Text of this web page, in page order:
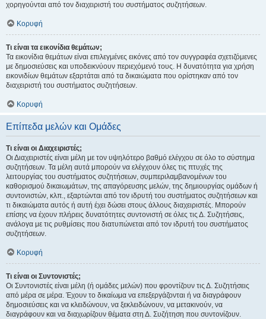
χορηγούνται από τον διαχειριστή του συστήματος συζητήσεων.
Κορυφή
Τι είναι τα εικονίδια θεμάτων;
Τα εικονίδια θεμάτων είναι επιλεγμένες εικόνες από τον συγγραφέα σχετιζόμενες
με δημοσιεύσεις και υποδεικνύουν περιεχόμενό τους. Η δυνατότητα για χρήση
εικονιδίων θεμάτων εξαρτάται από τα δικαιώματα που ορίστηκαν από τον
διαχειριστή του συστήματος συζητήσεων.
Κορυφή
Επίπεδα μελών και Ομάδες
Τι είναι οι Διαχειριστές;
Οι Διαχειριστές είναι μέλη με τον υψηλότερο βαθμό ελέγχου σε όλο το σύστημα
συζητήσεων. Τα μέλη αυτά μπορούν να ελέγχουν όλες τις πτυχές της
λειτουργίας του συστήματος συζητήσεων, συμπεριλαμβανομένων του
καθορισμού δικαιωμάτων, της απαγόρευσης μελών, της δημιουργίας ομάδων ή
συντονιστών, κλπ., εξαρτώνται από τον ιδρυτή του συστήματος συζητήσεων και
τι δικαιώματα αυτός ή αυτή έχει δώσει στους άλλους διαχειριστές. Μπορούν
επίσης να έχουν πλήρεις δυνατότητες συντονιστή σε όλες τις Δ. Συζητήσεις,
ανάλογα με τις ρυθμίσεις που διατυπώνεται από τον ιδρυτή του συστήματος
συζητήσεων.
Κορυφή
Τι είναι οι Συντονιστές;
Οι Συντονιστές είναι μέλη (ή ομάδες μελών) που φροντίζουν τις Δ. Συζητήσεις
από μέρα σε μέρα. Έχουν το δικαίωμα να επεξεργάζονται ή να διαγράφουν
δημοσιεύσεις και να κλειδώνουν, να ξεκλειδώνουν, να μετακινούν, να
διαγράφουν και να διαχωρίζουν θέματα στη Δ. Συζήτηση που συντονίζουν.